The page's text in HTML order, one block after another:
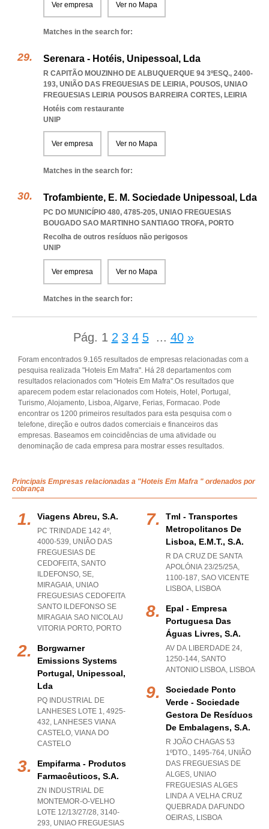
Ver empresa Ver no Mapa
Matches in the search for:
Serenara - Hotéis, Unipessoal, Lda
R CAPITÃO MOUZINHO DE ALBUQUERQUE 94 3ºESQ., 2400-
193, UNIÃO DAS FREGUESIAS DE LEIRIA, POUSOS, UNIAO
FREGUESIAS LEIRIA POUSOS BARREIRA CORTES, LEIRIA
Hotéis com restaurante
UNIP
Ver empresa Ver no Mapa
Matches in the search for:
Trofambiente, E. M. Sociedade Unipessoal, Lda
PC DO MUNICÍPIO 480, 4785-205, UNIAO FREGUESIAS
BOUGADO SAO MARTINHO SANTIAGO TROFA, PORTO
Recolha de outros resíduos não perigosos
UNIP
Ver empresa Ver no Mapa
Matches in the search for:
Pág. 1 2 3 4 5 ... 40 »
Foram encontrados 9.165 resultados de empresas relacionadas com a
pesquisa realizada "Hoteis Em Mafra". Há 28 departamentos com
resultados relacionados com "Hoteis Em Mafra".Os resultados que
aparecem podem estar relacionados com Hoteis, Hotel, Portugal,
Turismo, Alojamento, Lisboa, Algarve, Ferias, Formacao. Pode
encontrar os 1200 primeiros resultados para esta pesquisa com o
telefone, direção e outros dados comerciais e financeiros das
empresas. Baseamos em coincidências de uma atividade ou
denominação de cada empresa para mostrar esses resultados.
Principais Empresas relacionadas a "Hoteis Em Mafra " ordenados por
cobrança
Viagens Abreu, S.a.
PC TRINDADE 142 4º,
4000-539, UNIÃO DAS
FREGUESIAS DE
CEDOFEITA, SANTO
ILDEFONSO, SE,
MIRAGAIA, UNIAO
FREGUESIAS CEDOFEITA
SANTO ILDEFONSO SE
MIRAGAIA SAO NICOLAU
VITORIA PORTO, PORTO
Borgwarner
Emissions Systems
Portugal, Unipessoal,
Lda
PQ INDUSTRIAL DE
LANHESES LOTE 1, 4925-
432, LANHESES VIANA
CASTELO, VIANA DO
CASTELO
Empifarma - Produtos
Farmacêuticos, S.a.
ZN INDUSTRIAL DE
MONTEMOR-O-VELHO
LOTE 12/13/27/28, 3140-
293, UNIAO FREGUESIAS
Tml - Transportes
Metropolitanos De
Lisboa, E.m.t., S.a.
R DA CRUZ DE SANTA
APOLÓNIA 23/25/25A,
1100-187, SAO VICENTE
LISBOA, LISBOA
Epal - Empresa
Portuguesa Das
Águas Livres, S.a.
AV DA LIBERDADE 24,
1250-144, SANTO
ANTONIO LISBOA, LISBOA
Sociedade Ponto
Verde - Sociedade
Gestora De Resíduos
De Embalagens, S.a.
R JOÃO CHAGAS 53
1ºDTO., 1495-764, UNIÃO
DAS FREGUESIAS DE
ALGES, UNIAO
FREGUESIAS ALGES
LINDA A VELHA CRUZ
QUEBRADA DAFUNDO
OEIRAS, LISBOA